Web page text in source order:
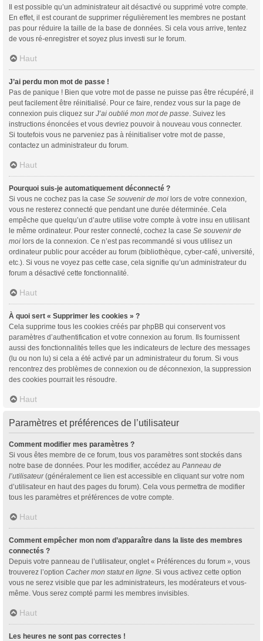
Il est possible qu’un administrateur ait désactivé ou supprimé votre compte.
En effet, il est courant de supprimer régulièrement les membres ne postant
pas pour réduire la taille de la base de données. Si cela vous arrive, tentez
de vous ré-enregistrer et soyez plus investi sur le forum.
Haut
J’ai perdu mon mot de passe !
Pas de panique ! Bien que votre mot de passe ne puisse pas être récupéré, il
peut facilement être réinitialisé. Pour ce faire, rendez vous sur la page de
connexion puis cliquez sur J’ai oublié mon mot de passe. Suivez les
instructions énoncées et vous devriez pouvoir à nouveau vous connecter.
Si toutefois vous ne parveniez pas à réinitialiser votre mot de passe,
contactez un administrateur du forum.
Haut
Pourquoi suis-je automatiquement déconnecté ?
Si vous ne cochez pas la case Se souvenir de moi lors de votre connexion,
vous ne resterez connecté que pendant une durée déterminée. Cela
empêche que quelqu’un d’autre utilise votre compte à votre insu en utilisant
le même ordinateur. Pour rester connecté, cochez la case Se souvenir de
moi lors de la connexion. Ce n’est pas recommandé si vous utilisez un
ordinateur public pour accéder au forum (bibliothèque, cyber-café, université,
etc.). Si vous ne voyez pas cette case, cela signifie qu’un administrateur du
forum a désactivé cette fonctionnalité.
Haut
À quoi sert « Supprimer les cookies » ?
Cela supprime tous les cookies créés par phpBB qui conservent vos
paramètres d’authentification et votre connexion au forum. Ils fournissent
aussi des fonctionnalités telles que les indicateurs de lecture des messages
(lu ou non lu) si cela a été activé par un administrateur du forum. Si vous
rencontrez des problèmes de connexion ou de déconnexion, la suppression
des cookies pourrait les résoudre.
Haut
Paramètres et préférences de l’utilisateur
Comment modifier mes paramètres ?
Si vous êtes membre de ce forum, tous vos paramètres sont stockés dans
notre base de données. Pour les modifier, accédez au Panneau de
l’utilisateur(généralement ce lien est accessible en cliquant sur votre nom
d’utilisateur en haut des pages du forum). Cela vous permettra de modifier
tous les paramètres et préférences de votre compte.
Haut
Comment empêcher mon nom d’apparaître dans la liste des membres
connectés ?
Depuis votre panneau de l’utilisateur, onglet « Préférences du forum », vous
trouverez l’option Cacher mon statut en ligne. Si vous activez cette option
vous ne serez visible que par les administrateurs, les modérateurs et vous-
même. Vous serez compté parmi les membres invisibles.
Haut
Les heures ne sont pas correctes !